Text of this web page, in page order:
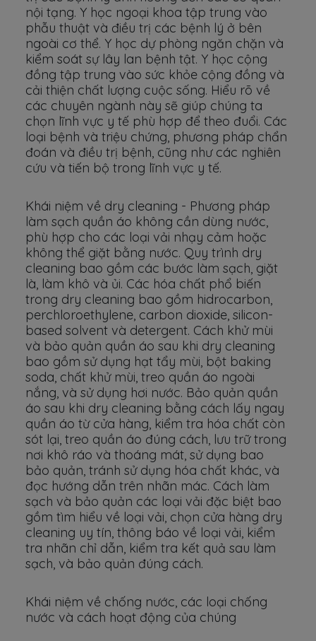
nội tạng. Y học ngoại khoa tập trung vào
phẫu thuật và điều trị các bệnh lý ở bên
ngoài cơ thể. Y học dự phòng ngăn chặn và
kiểm soát sự lây lan bệnh tật. Y học cộng
đồng tập trung vào sức khỏe cộng đồng và
cải thiện chất lượng cuộc sống. Hiểu rõ về
các chuyên ngành này sẽ giúp chúng ta
chọn lĩnh vực y tế phù hợp để theo đuổi. Các
loại bệnh và triệu chứng, phương pháp chẩn
đoán và điều trị bệnh, cũng như các nghiên
cứu và tiến bộ trong lĩnh vực y tế.
Khái niệm về dry cleaning - Phương pháp
làm sạch quần áo không cần dùng nước,
phù hợp cho các loại vải nhạy cảm hoặc
không thể giặt bằng nước. Quy trình dry
cleaning bao gồm các bước làm sạch, giặt
là, làm khô và ủi. Các hóa chất phổ biến
trong dry cleaning bao gồm hidrocarbon,
perchloroethylene, carbon dioxide, silicon-
based solvent và detergent. Cách khử mùi
và bảo quản quần áo sau khi dry cleaning
bao gồm sử dụng hạt tẩy mùi, bột baking
soda, chất khử mùi, treo quần áo ngoài
nắng, và sử dụng hơi nước. Bảo quản quần
áo sau khi dry cleaning bằng cách lấy ngay
quần áo từ cửa hàng, kiểm tra hóa chất còn
sót lại, treo quần áo đúng cách, lưu trữ trong
nơi khô ráo và thoáng mát, sử dụng bao
bảo quản, tránh sử dụng hóa chất khác, và
đọc hướng dẫn trên nhãn mác. Cách làm
sạch và bảo quản các loại vải đặc biệt bao
gồm tìm hiểu về loại vải, chọn cửa hàng dry
cleaning uy tín, thông báo về loại vải, kiểm
tra nhãn chỉ dẫn, kiểm tra kết quả sau làm
sạch, và bảo quản đúng cách.
Khái niệm về chống nước, các loại chống
nước và cách hoạt động của chúng